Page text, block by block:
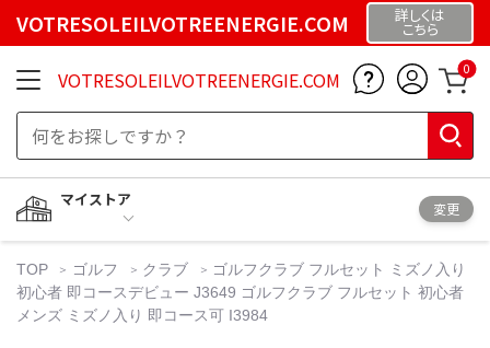
VOTRESOLEILVOTREENERGIE.COM 詳しくは
こちら
VOTRESOLEILVOTREENERGIE.COM 0
マイストア
変更
TOP ゴルフ クラブ
ゴルフクラブ フルセット ミズノ入り
初心者 即コースデビュー J3649 ゴルフクラブ フルセット 初心者
メンズ ミズノ入り 即コース可 I3984